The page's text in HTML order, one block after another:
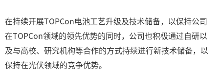
在持续开展TOPCon电池工艺升级及技术储备，以保持公司
在TOPCon领域的领先优势的同时，公司也积极通过自研以
及与高校、研究机构等合作的方式持续进行新技术储备，以
保持在光伏领域的竞争优势。